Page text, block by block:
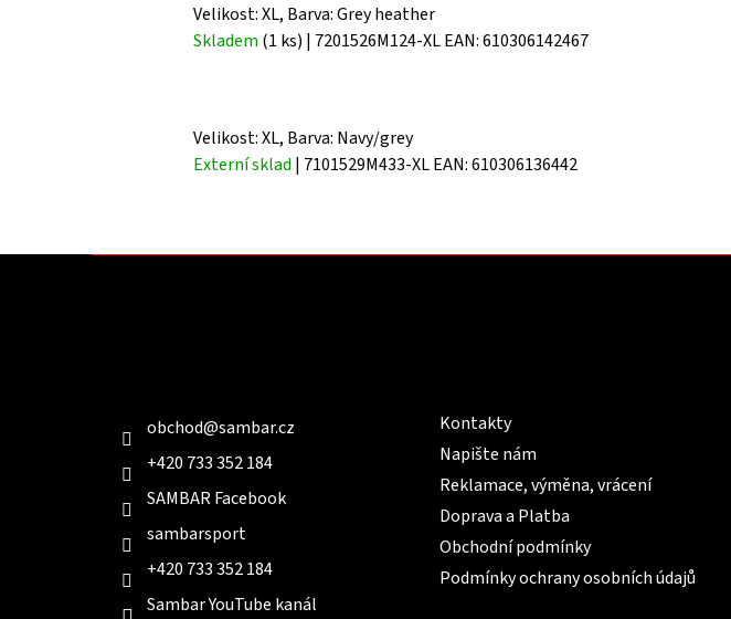
Velikost: XL, Barva: Grey heather
Skladem (1 ks) | 7201526M124-XLEAN:610306142467
Velikost: XL, Barva: Navy/grey
Externí sklad | 7101529M433-XLEAN:610306136442
obchod@sambar.cz
+420 733 352 184
SAMBAR Facebook
sambarsport
+420 733 352 184
Sambar YouTube kanál
Kontakty
Napište nám
Reklamace, výměna, vrácení
Doprava a Platba
Obchodní podmínky
Podmínky ochrany osobních údajů